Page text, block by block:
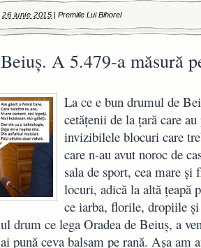
26 iunie 2015 |Premiile Lui Bihorel
A 5.479-a măsură
La ce e bun drumul de
cetăţenii de la ţară care
invizibilele blocuri care
care n-au avut noroc de
sala de sport, cea mare şi
locuri, adică la altă ţeapă
ce iarba, florile, dropiile
drum ce lega Oradea de Beiuş, a
pună ceva balsam pe rană. Aşa am